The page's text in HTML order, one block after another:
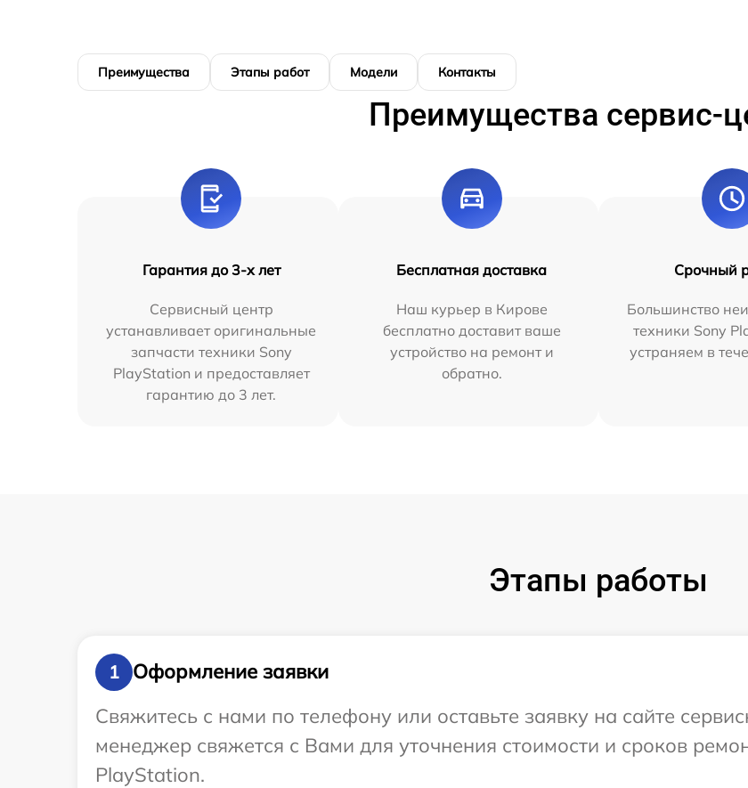
Преимущества Этапы работ Модели Контакты
Преимущества сервис-
Гарантия до 3-х лет
Сервисный центр
устанавливает оригинальные
запчасти техники Sony
PlayStation и предоставляет
гарантию до 3 лет.
Бесплатная доставка
Наш курьер в Кирове
бесплатно доставит ваше
устройство на ремонт и
обратно.
Срочный
Большинство
техники Sony
устраняем в
Этапы работы
1
Оформление заявки
Свяжитесь с нами по телефону или оставьте заявку на сайте
менеджер свяжется с Вами для уточнения стоимости и сроков
PlayStation.